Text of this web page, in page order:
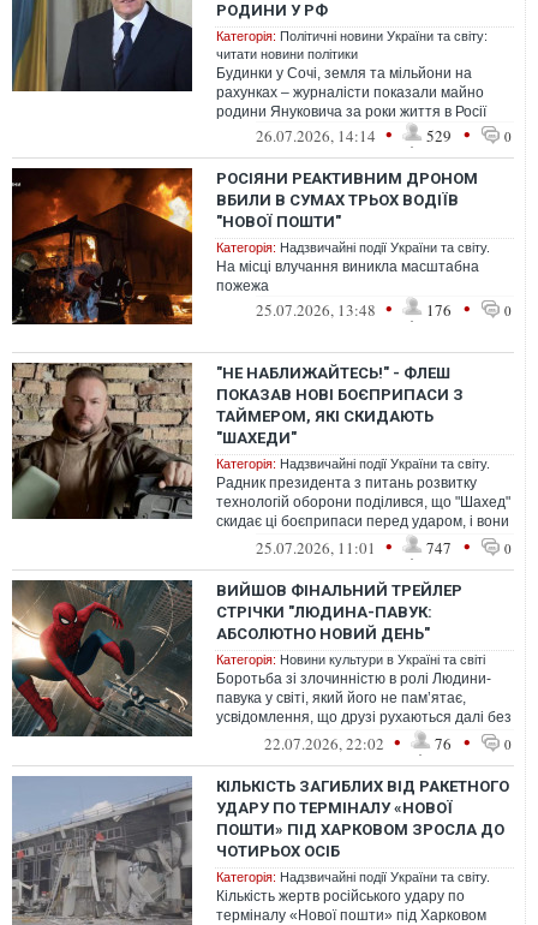
РОДИНИ У РФ
Категорія: Політичні новини України та світу:
читати новини політики
Будинки у Сочі, земля та мільйони на
рахунках – журналісти показали майно
родини Януковича за роки життя в Росії
26.07.2026, 14:14 • 529 • 0
РОСІЯНИ РЕАКТИВНИМ ДРОНОМ
ВБИЛИ В СУМАХ ТРЬОХ ВОДІЇВ
"НОВОЇ ПОШТИ"
Категорія: Надзвичайні події України та світу.
На місці влучання виникла масштабна
пожежа
25.07.2026, 13:48 • 176 • 0
"НЕ НАБЛИЖАЙТЕСЬ!" - ФЛЕШ
ПОКАЗАВ НОВІ БОЄПРИПАСИ З
ТАЙМЕРОМ, ЯКІ СКИДАЮТЬ
"ШАХЕДИ"
Категорія: Надзвичайні події України та світу.
Радник президента з питань розвитку
технологій оборони поділився, що "Шахед"
скидає ці боєприпаси перед ударом, і вони
можуть вибухнути в будь-який мо...
25.07.2026, 11:01 • 747 • 0
ВИЙШОВ ФІНАЛЬНИЙ ТРЕЙЛЕР
СТРІЧКИ "ЛЮДИНА-ПАВУК:
АБСОЛЮТНО НОВИЙ ДЕНЬ"
Категорія: Новини культури в Україні та світі
Боротьба зі злочинністю в ролі Людини-
павука у світі, який його не пам’ятає,
усвідомлення, що друзі рухаються далі без
нього, — змушують Пітера змінит...
22.07.2026, 22:02 • 76 • 0
КІЛЬКІСТЬ ЗАГИБЛИХ ВІД РАКЕТНОГО
УДАРУ ПО ТЕРМІНАЛУ «НОВОЇ
ПОШТИ» ПІД ХАРКОВОМ ЗРОСЛА ДО
ЧОТИРЬОХ ОСІБ
Категорія: Надзвичайні події України та світу.
Кількість жертв російського удару по
терміналу «Нової пошти» під Харковом